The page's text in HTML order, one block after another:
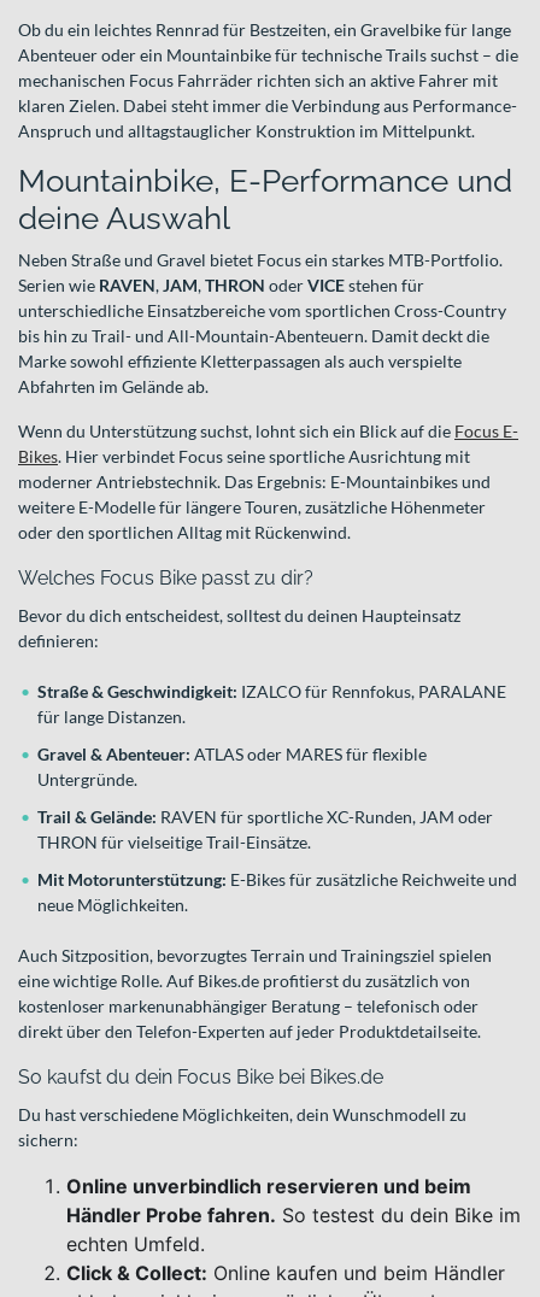
Ob du ein leichtes Rennrad für Bestzeiten, ein Gravelbike für lange
Abenteuer oder ein Mountainbike für technische Trails suchst – die
mechanischen Focus Fahrräder richten sich an aktive Fahrer mit
klaren Zielen. Dabei steht immer die Verbindung aus Performance-
Anspruch und alltagstauglicher Konstruktion im Mittelpunkt.
Mountainbike, E‑Performance und
deine Auswahl
Neben Straße und Gravel bietet Focus ein starkes MTB-Portfolio.
Serien wie RAVEN,JAM,THRON oderVICEstehen für
unterschiedliche Einsatzbereiche vom sportlichen Cross-Country
bis hin zu Trail- und All-Mountain-Abenteuern. Damit deckt die
Marke sowohl effiziente Kletterpassagen als auch verspielte
Abfahrten im Gelände ab.
Wenn du Unterstützung suchst, lohnt sich ein Blick auf die Focus E-
Bikes. Hier verbindet Focus seine sportliche Ausrichtung mit
moderner Antriebstechnik. Das Ergebnis: E-Mountainbikes und
weitere E-Modelle für längere Touren, zusätzliche Höhenmeter
oder den sportlichen Alltag mit Rückenwind.
Welches Focus Bike passt zu dir?
Bevor du dich entscheidest, solltest du deinen Haupteinsatz
definieren:
Straße & Geschwindigkeit: IZALCO für Rennfokus, PARALANE
für lange Distanzen.
Gravel & Abenteuer: ATLAS oder MARES für flexible
Untergründe.
Trail & Gelände: RAVEN für sportliche XC-Runden, JAM oder
THRON für vielseitige Trail-Einsätze.
Mit Motorunterstützung: E-Bikes für zusätzliche Reichweite und
neue Möglichkeiten.
Auch Sitzposition, bevorzugtes Terrain und Trainingsziel spielen
eine wichtige Rolle. Auf Bikes.de profitierst du zusätzlich von
kostenloser markenunabhängiger Beratung – telefonisch oder
direkt über den Telefon-Experten auf jeder Produktdetailseite.
So kaufst du dein Focus Bike bei Bikes.de
Du hast verschiedene Möglichkeiten, dein Wunschmodell zu
sichern:
Online unverbindlich reservieren und beim
Händler Probe fahren. So testest du dein Bike im
echten Umfeld.
Click & Collect: Online kaufen und beim Händler